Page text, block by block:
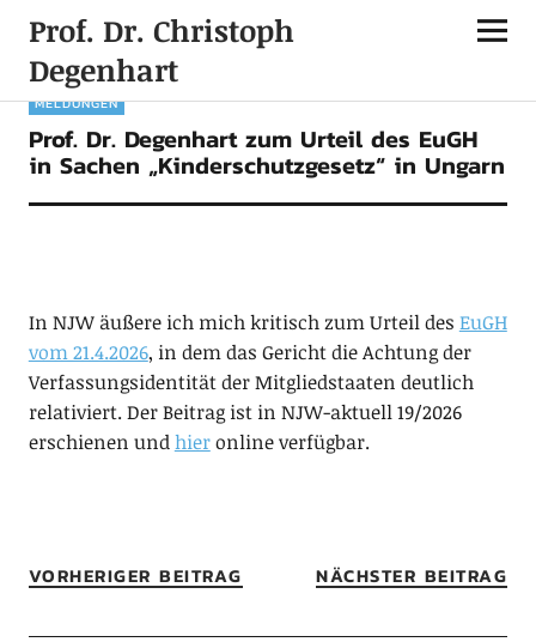
Prof. Dr. Christoph
Degenhart
MELDUNGEN
Prof. Dr. Degenhart zum Urteil des EuGH
in Sachen „Kinderschutzgesetz“ in Ungarn
In NJW äußere ich mich kritisch zum Urteil des EuGH
vom 21.4.2026, in dem das Gericht die Achtung der
Verfassungsidentität der Mitgliedstaaten deutlich
relativiert. Der Beitrag ist in NJW-aktuell 19/2026
erschienen undhieronline verfügbar.
VORHERIGER BEITRAG NÄCHSTER BEITRAG